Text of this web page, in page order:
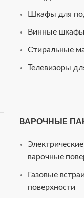
Шкафы для
Винные шкафы
Стиральные
Телевизоры
ВАРОЧНЫЕ
варочные
Газовые
поверхности